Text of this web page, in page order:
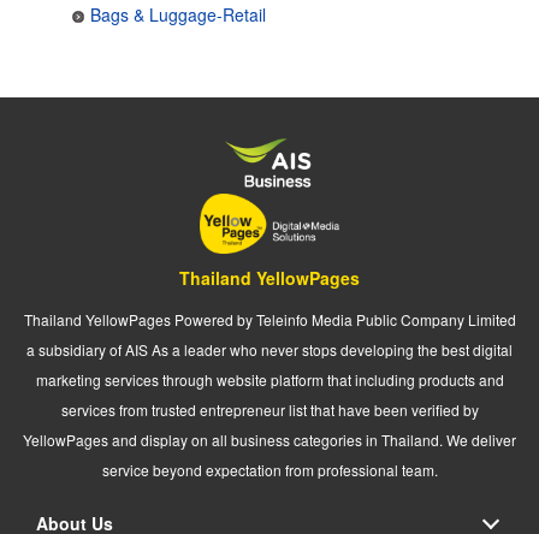
Bags & Luggage-Retail
Thailand YellowPages
Thailand YellowPages Powered by Teleinfo Media Public Company Limited
a subsidiary of AIS As a leader who never stops developing the best digital
marketing services through website platform that including products and
services from trusted entrepreneur list that have been verified by
YellowPages and display on all business categories in Thailand. We deliver
service beyond expectation from professional team.
About Us